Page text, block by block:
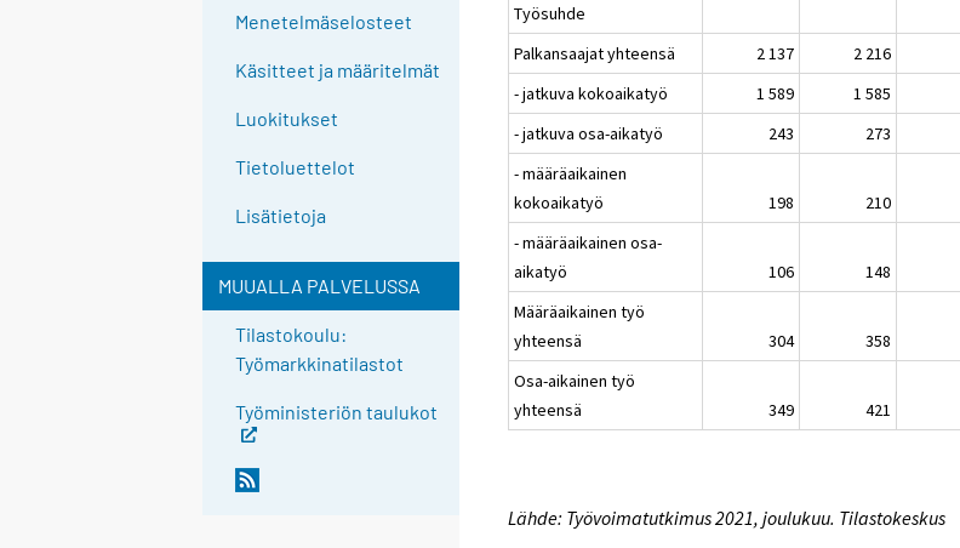
Menetelmäselosteet
Käsitteet ja määritelmät
Luokitukset
Tietoluettelot
Lisätietoja
MUUALLA PALVELUSSA
Tilastokoulu:
Työmarkkinatilastot
Työministeriön taulukot
Työsuhde
Palkansaajat yhteensä
2 137 2 216
- jatkuva kokoaikatyö
1 589 1 585
- jatkuva osa-aikatyö
243 273
- määräaikainen
kokoaikatyö
198 210
- määräaikainen osa-
aikatyö
106 148
Määräaikainen työ
yhteensä
304 358
Osa-aikainen työ
yhteensä
349 421
Lähde: Työvoimatutkimus 2021, joulukuu. Tilastokeskus